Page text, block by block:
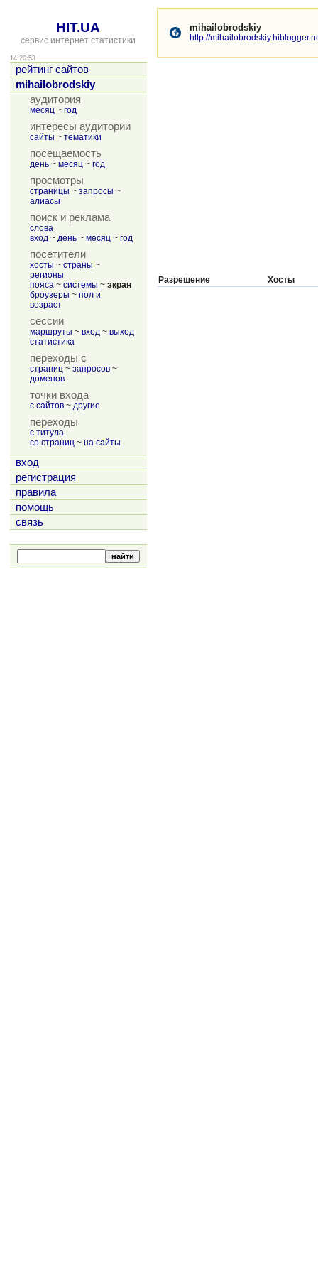
HIT.UA
сервис интернет статистики
14:20:53
рейтинг сайтов
mihailobrodskiy
аудитория
месяц ~ год
интересы аудитории
сайты ~ тематики
посещаемость
день ~ месяц ~ год
просмотры
страницы ~ запросы ~
алиасы
поиск и реклама
слова
вход ~ день ~ месяц ~ год
посетители
хосты ~ страны ~
регионы
пояса ~ системы ~ экран
броузеры ~ пол и
возраст
сессии
маршруты ~ вход ~ выход
статистика
переходы с
страниц ~ запросов ~
доменов
точки входа
с сайтов ~ другие
переходы
с титула
со страниц ~ на сайты
вход
регистрация
правила
помощь
связь
mihailobrodskiy
http://
Разрешение Хосты